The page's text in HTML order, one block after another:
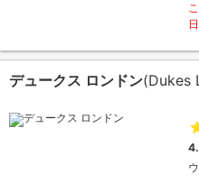
デュークス ロンドン(Dukes